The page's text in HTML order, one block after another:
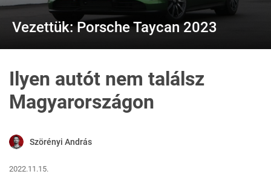
Vezettük: Porsche Taycan 2023
Ilyen autót nem találsz
Magyarországon
Szörényi András
2022.11.15.